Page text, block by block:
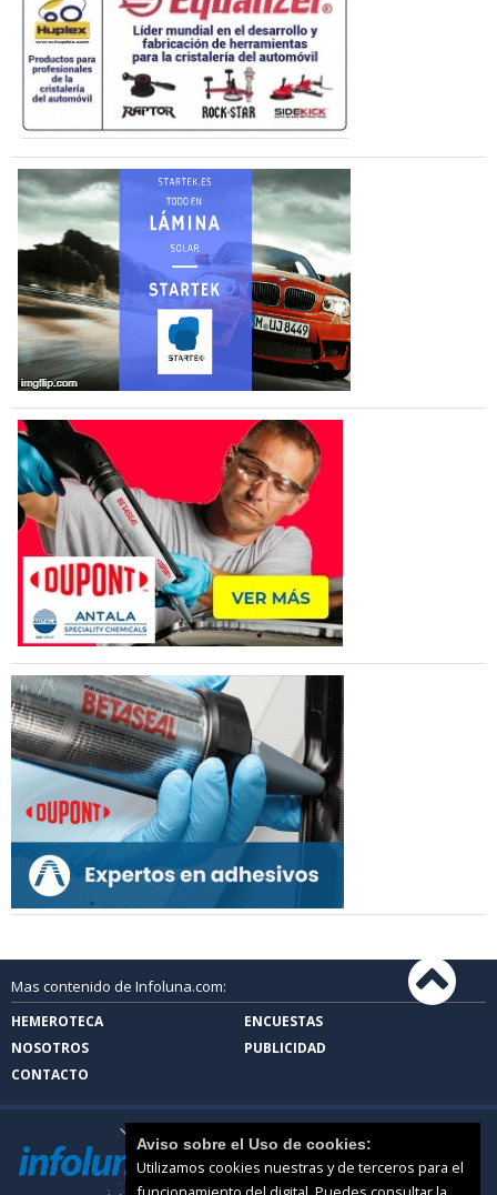
Mas contenido de Infoluna.com:
HEMEROTECA
ENCUESTAS
NOSOTROS
PUBLICIDAD
CONTACTO
Aviso sobre el Uso de cookies:
Utilizamos cookies nuestras y de terceros para el